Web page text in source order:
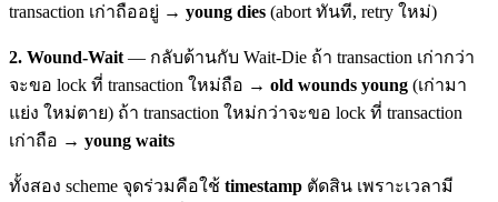
transaction เก่าถืออยู่ → young dies (abort ทันที, retry ใหม่)
2. Wound-Wait — กลับด้านกับ Wait-Die ถ้า transaction เก่ากว่า
จะขอ lock ที่ transaction ใหม่ถือ → old wounds young (เก่ามา
แย่ง ใหม่ตาย) ถ้า transaction ใหม่กว่าจะขอ lock ที่ transaction
เก่าถือ → young waits
ทั้งสอง scheme จุดร่วมคือใช้ timestamp ตัดสิน เพราะเวลามี